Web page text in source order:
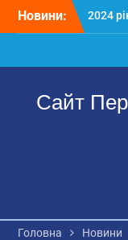
Новини:
2024
Сайт
Головна
Новини